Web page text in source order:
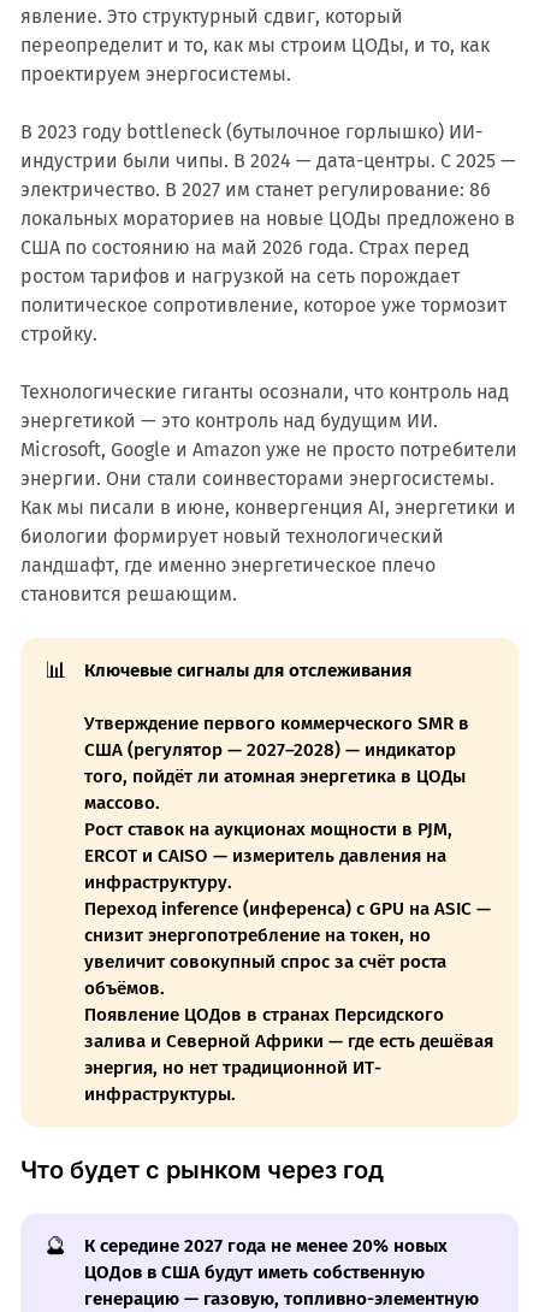
явление. Это структурный сдвиг, который
переопределит и то, как мы строим ЦОДы, и то, как
проектируем энергосистемы.
В 2023 году bottleneck (бутылочное горлышко) ИИ-
индустрии были чипы. В 2024 — дата-центры. С 2025 —
электричество. В 2027 им станет регулирование: 86
локальных мораториев на новые ЦОДы предложено в
США по состоянию на май 2026 года. Страх перед
ростом тарифов и нагрузкой на сеть порождает
политическое сопротивление, которое уже тормозит
стройку.
Технологические гиганты осознали, что контроль над
энергетикой — это контроль над будущим ИИ.
Microsoft, Google и Amazon уже не просто потребители
энергии. Они стали соинвесторами энергосистемы.
Как мы писали в июне, конвергенция AI, энергетики и
биологии формирует новый технологический
ландшафт, где именно энергетическое плечо
становится решающим.
📊 Ключевые сигналы для отслеживания
Утверждение первого коммерческого SMR в
США (регулятор — 2027–2028) — индикатор
того, пойдёт ли атомная энергетика в ЦОДы
массово.
Рост ставок на аукционах мощности в PJM,
ERCOT и CAISO — измеритель давления на
инфраструктуру.
Переход inference (инференса) с GPU на ASIC —
снизит энергопотребление на токен, но
увеличит совокупный спрос за счёт роста
объёмов.
Появление ЦОДов в странах Персидского
залива и Северной Африки — где есть дешёвая
энергия, но нет традиционной ИТ-
инфраструктуры.
Что будет с рынком через год
🔮
К середине 2027 года не менее 20% новых
ЦОДов в США будут иметь собственную
генерацию — газовую, топливно-элементную